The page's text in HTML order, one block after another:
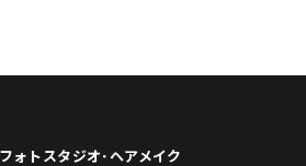
フォトスタジオ･ヘアメイク